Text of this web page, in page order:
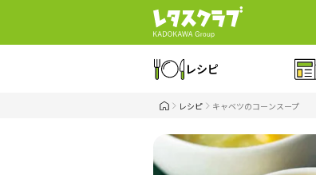
レシピ
レシピ キャベツのコーンスープ